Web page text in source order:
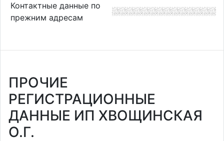
Контактные данные по
прежним адресам
ПРОЧИЕ
РЕГИСТРАЦИОННЫЕ
ДАННЫЕ ИП ХВОЩИНСКАЯ
О.Г.